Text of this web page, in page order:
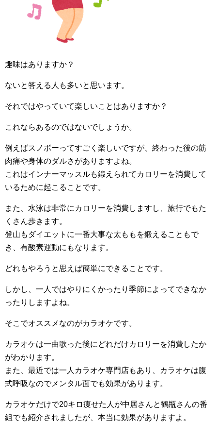
趣味はありますか？
ないと答える人も多いと思います。
それではやっていて楽しいことはありますか？
これならあるのではないでしょうか。
例えばスノボーってすごく楽しいですが、終わった後の筋
肉痛や身体のダルさがありますよね。
これはインナーマッスルも鍛えられてカロリーを消費して
いるために起こることです。
また、水泳は非常にカロリーを消費しますし、旅行でもた
くさん歩きます。
登山もダイエットに一番大事な太ももを鍛えることもで
き、有酸素運動にもなります。
どれもやろうと思えば簡単にできることです。
しかし、一人ではやりにくかったり季節によってできなか
ったりしますよね。
そこでオススメなのがカラオケです。
カラオケは一曲歌った後にどれだけカロリーを消費したか
がわかります。
また、最近では一人カラオケ専門店もあり、カラオケは腹
式呼吸なのでメンタル面でも効果があります。
カラオケだけで20キロ痩せた人が中居さんと鶴瓶さんの番
組でも紹介されましたが、本当に効果がありますよ。